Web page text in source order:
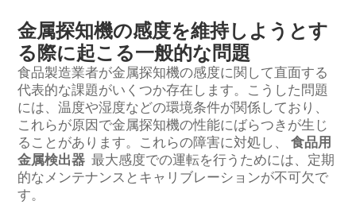
金属探知機の感度を維持しようとす
る際に起こる一般的な問題
食品製造業者が金属探知機の感度に関して直面する
代表的な課題がいくつか存在します。こうした問題
には、温度や湿度などの環境条件が関係しており、
これらが原因で金属探知機の性能にばらつきが生じ
ることがあります。これらの障害に対処し、 食品用
金属検出器 最大感度での運転を行うためには、定期
的なメンテナンスとキャリブレーションが不可欠で
す。